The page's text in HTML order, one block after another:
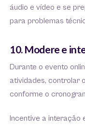
áudio e vídeo e se
para problemas
10. Modere e
Durante o evento
atividades, controlar
conforme o
Incentive a interação